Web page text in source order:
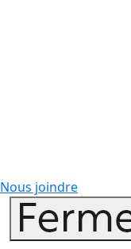
Nous joindre